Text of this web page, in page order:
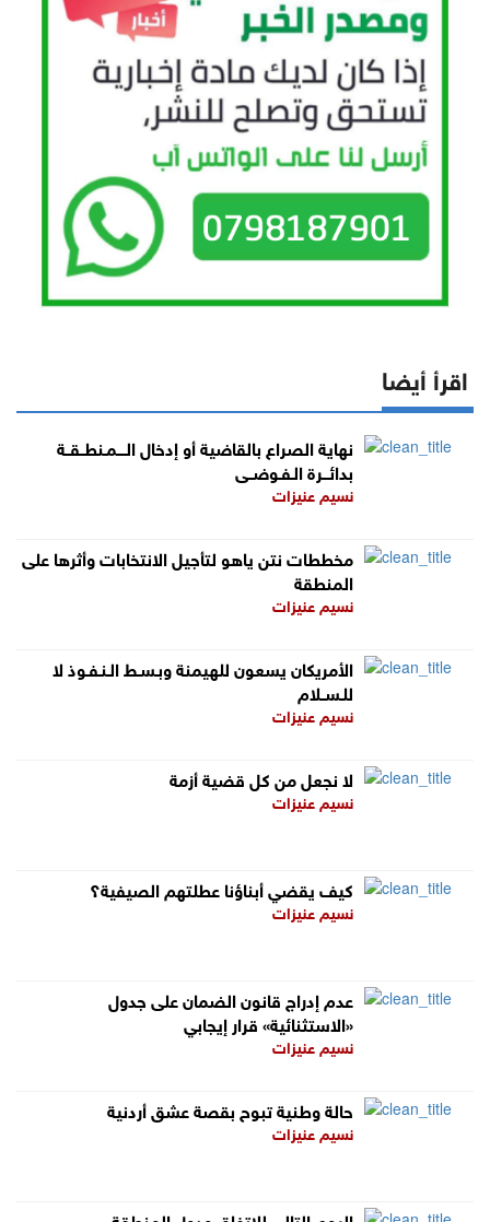
اقرأ أيضا
نهاية الصراع بالقاضية أو إدخال الــــمـنطــقــة
بدائـــرة الـفـوضــى
نسيم عنيزات
مخططات نتن ياهو لتأجيل الانتخابات وأثرها على
المنطقة
نسيم عنيزات
الأمريكان يسعون للهيمنة وبـسـط الـنـفـوذ لا
للـســلام
نسيم عنيزات
لا نجعل من كل قضية أزمة
نسيم عنيزات
كيف يقضي أبناؤنا عطلتهم الصيفية؟
نسيم عنيزات
عدم إدراج قانون الضمان على جدول
«الاستثنائية» قرار إيجابي
نسيم عنيزات
حالة وطنية تبوح بقصة عشق أردنية
نسيم عنيزات